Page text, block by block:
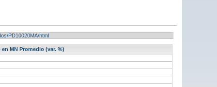
PD10020MA/html
MN Promedio (var. %)